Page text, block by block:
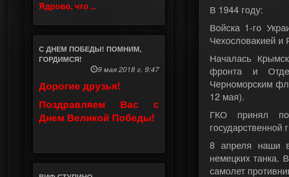
В 1944 году:
Войска 1-го
Чехословакией и
Началась
фронта и
Черноморским
12 мая).
ГКО принял
8 апреля наши
немецких танка.
самолет
Ядрово, что ...
С ДНЕМ ПОБЕДЫ! ПОМНИМ,
ГОРДИМСЯ!
9 мая 2018 г. 9:47
Дорогие друзья!
Поздравляем Вас с
Днем Великой Победы!